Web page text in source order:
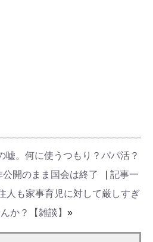
嘘。何に使うつもり？パパ活？
開のまま国会は終了
記事一
人も家事育児に対して厳しすぎ
か？【雑談】 »